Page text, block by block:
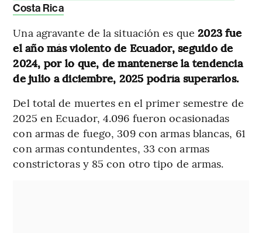
Costa Rica
Una agravante de la situación es que 2023 fue
el año más violento de Ecuador, seguido de
2024, por lo que, de mantenerse la tendencia
de julio a diciembre, 2025 podría superarlos.
Del total de muertes en el primer semestre de
2025 en Ecuador, 4.096 fueron ocasionadas
con armas de fuego, 309 con armas blancas, 61
con armas contundentes, 33 con armas
constrictoras y 85 con otro tipo de armas.